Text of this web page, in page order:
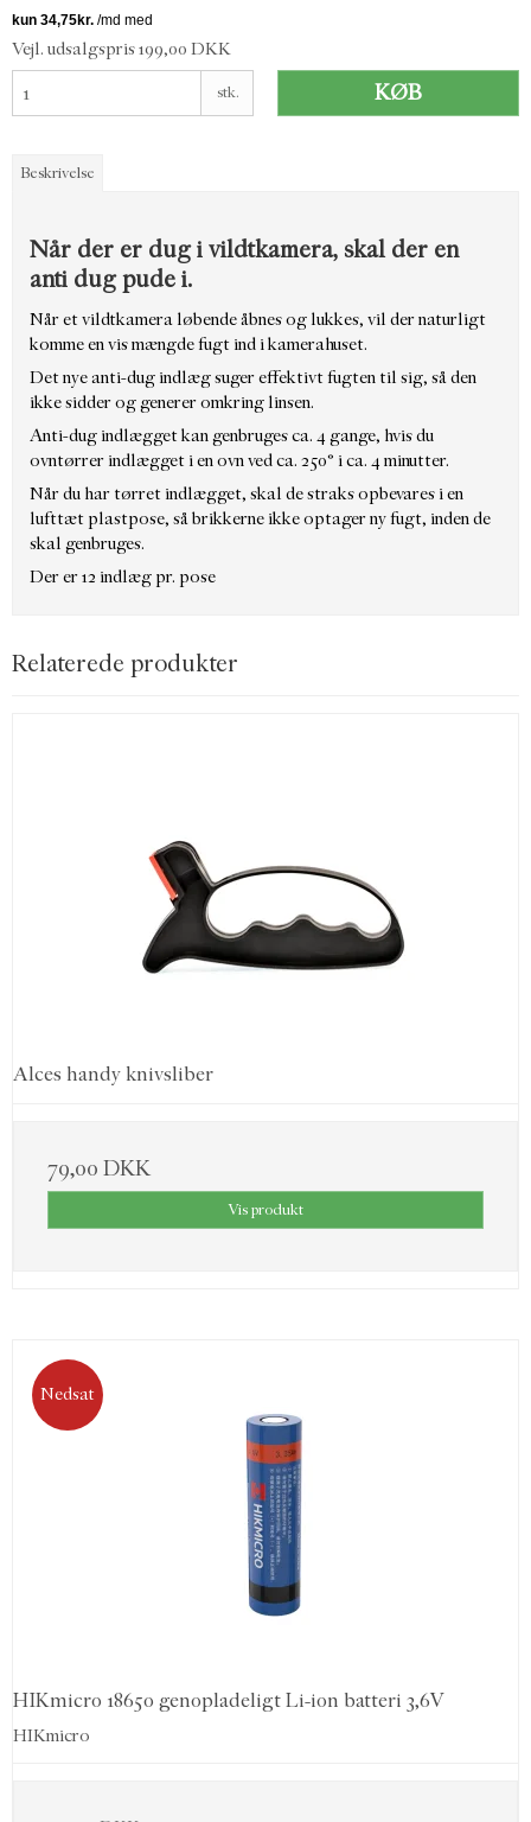
Vejl. udsalgspris 199,00 DKK
stk. KØB
Beskrivelse
Når der er dug i vildtkamera, skal der en
anti dug pude i.
Når et vildtkamera løbende åbnes og lukkes, vil der naturligt
komme en vis mængde fugt ind i kamerahuset.
Det nye anti-dug indlæg suger effektivt fugten til sig, så den
ikke sidder og generer omkring linsen.
Anti-dug indlægget kan genbruges ca. 4 gange, hvis du
ovntørrer indlægget i en ovn ved ca. 250° i ca. 4 minutter.
Når du har tørret indlægget, skal de straks opbevares i en
lufttæt plastpose, så brikkerne ikke optager ny fugt, inden de
skal genbruges.
Der er 12 indlæg pr. pose
Relaterede produkter
Alces handy knivsliber
79,00 DKK
Vis produkt
Nedsat
HIKmicro 18650 genopladeligt Li-ion batteri 3,6V
HIKmicro